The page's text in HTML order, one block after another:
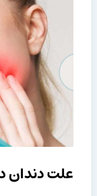
علت دندان